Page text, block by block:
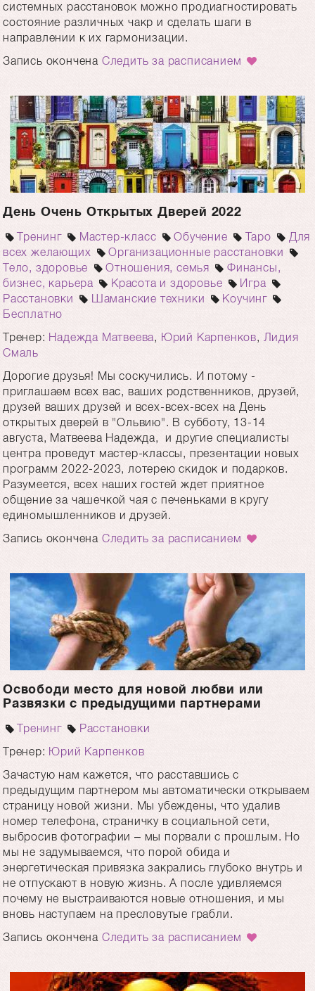
системных расстановок можно продиагностировать
состояние различных чакр и сделать шаги в
направлении к их гармонизации.
Запись окончена Следить за расписанием
День Очень Открытых Дверей 2022
Тренинг Мастер-класс Обучение Таро
Для
всех желающих
Организационные расстановки
Тело, здоровье
Отношения, семья
Финансы,
бизнес, карьера
Красота и здоровье
Игра
Расстановки
Шаманские техники
Коучинг
Бесплатно
Тренер: Надежда Матвеева, Юрий Карпенков, Лидия
Смаль
Дорогие друзья! Мы соскучились. И потому -
приглашаем всех вас, ваших родственников, друзей,
друзей ваших друзей и всех-всех-всех на День
открытых дверей в "Ольвию". В субботу, 13-14
августа, Матвеева Надежда, и другие специалисты
центра проведут мастер-классы, презентации новых
программ 2022-2023, лотерею скидок и подарков.
Разумеется, всех наших гостей ждет приятное
общение за чашечкой чая с печеньками в кругу
единомышленников и друзей.
Запись окончена Следить за расписанием
Освободи место для новой любви или
Развязки с предыдущими партнерами
Тренинг
Расстановки
Тренер: Юрий Карпенков
Зачастую нам кажется, что расставшись с
предыдущим партнером мы автоматически открываем
страницу новой жизни. Мы убеждены, что удалив
номер телефона, страничку в социальной сети,
выбросив фотографии – мы порвали с прошлым. Но
мы не задумываемся, что порой обида и
энергетическая привязка закрались глубоко внутрь и
не отпускают в новую жизнь. А после удивляемся
почему не выстраиваются новые отношения, и мы
вновь наступаем на пресловутые грабли.
Запись окончена Следить за расписанием